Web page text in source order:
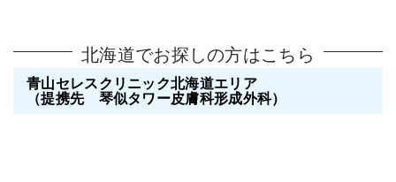
北海道でお探しの方はこちら
青山セレスクリニック北海道エリア
（提携先 琴似タワー皮膚科形成外科）